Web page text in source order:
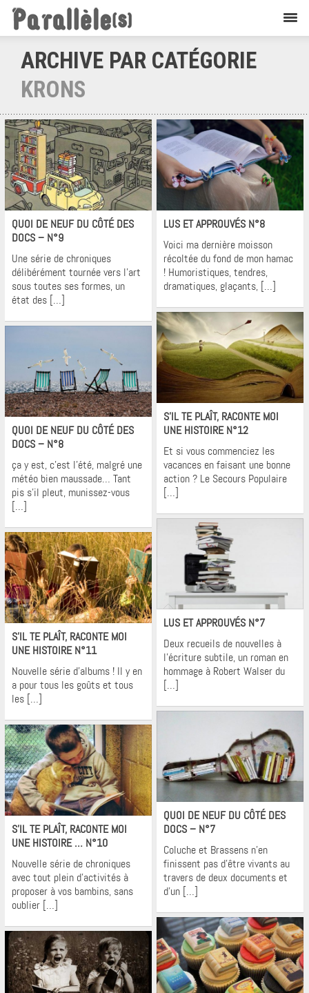
ARCHIVE PAR CATÉGORIE
KRONS
Krons
QUOI DE NEUF DU CÔTÉ DES
DOCS – N°9
Une série de chroniques
délibérément tournée vers l’art
sous toutes ses formes, un
état des […]
Krons
LUS ET APPROUVÉS N°8
Voici ma dernière moisson
récoltée du fond de mon hamac
! Humoristiques, tendres,
dramatiques, glaçants, […]
Krons
S’IL TE PLAÎT, RACONTE MOI
UNE HISTOIRE N°12
Et si vous commenciez les
vacances en faisant une bonne
action ? Le Secours Populaire
[…]
Krons
QUOI DE NEUF DU CÔTÉ DES
DOCS – N°8
ça y est, c’est l’été, malgré une
météo bien maussade… Tant
pis s’il pleut, munissez-vous
[…]
Krons
LUS ET APPROUVÉS N°7
Deux recueils de nouvelles à
l’écriture subtile, un roman en
hommage à Robert Walser du
[…]
Krons
S’IL TE PLAÎT, RACONTE MOI
UNE HISTOIRE N°11
Nouvelle série d’albums ! Il y en
a pour tous les goûts et tous
les […]
Krons
QUOI DE NEUF DU CÔTÉ DES
DOCS – N°7
Coluche et Brassens n’en
finissent pas d’être vivants au
travers de deux documents et
d’un […]
Krons
S’IL TE PLAÎT, RACONTE MOI
UNE HISTOIRE … N°10
Nouvelle série de chroniques
avec tout plein d’activités à
proposer à vos bambins, sans
oublier […]